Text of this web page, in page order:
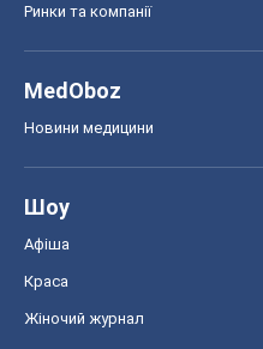
Ринки та компанії
MedOboz
Новини медицини
Шоу
Афіша
Краса
Жіночий журнал